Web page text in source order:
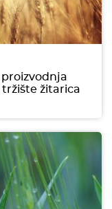
proizvodnja
tržište žitarica